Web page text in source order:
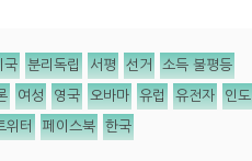
국 분리독립 서평 선거 소득 불평등
여성 영국 오바마 유럽 유전자 인도
위터 페이스북 한국